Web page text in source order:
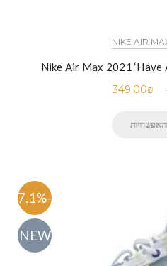
NIKE AIR
Nike Air Max 2021 ‘Have
349.00₪
-47.1%
NEW